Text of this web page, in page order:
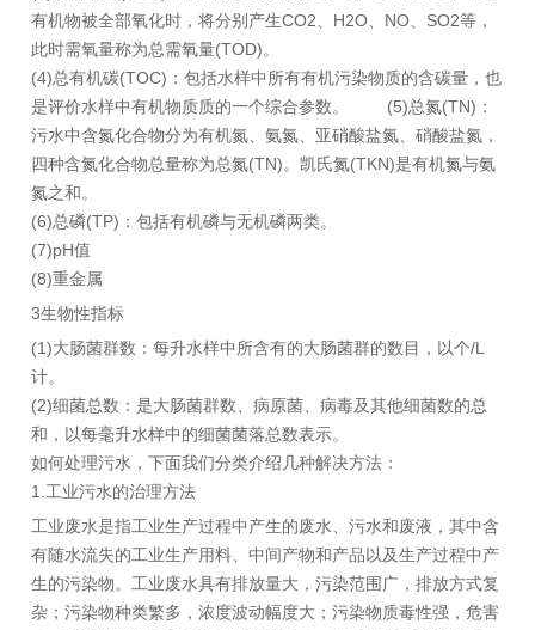
有机物被全部氧化时，将分别产生CO2、H2O、NO、SO2等，
此时需氧量称为总需氧量(TOD)。
(4)总有机碳(TOC)：包括水样中所有有机污染物质的含碳量，也
是评价水样中有机物质质的一个综合参数。 (5)总氮(TN)：
污水中含氮化合物分为有机氮、氨氮、亚硝酸盐氮、硝酸盐氮，
四种含氮化合物总量称为总氮(TN)。凯氏氮(TKN)是有机氮与氨
氮之和。
(6)总磷(TP)：包括有机磷与无机磷两类。
(7)pH值
(8)重金属
3生物性指标
(1)大肠菌群数：每升水样中所含有的大肠菌群的数目，以个/L
计。
(2)细菌总数：是大肠菌群数、病原菌、病毒及其他细菌数的总
和，以每毫升水样中的细菌菌落总数表示。
如何处理污水，下面我们分类介绍几种解决方法：
1.工业污水的治理方法
工业废水是指工业生产过程中产生的废水、污水和废液，其中含
有随水流失的工业生产用料、中间产物和产品以及生产过程中产
生的污染物。工业废水具有排放量大，污染范围广，排放方式复
杂；污染物种类繁多，浓度波动幅度大；污染物质毒性强，危害